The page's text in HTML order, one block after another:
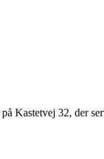
på Kastetvej 32, der